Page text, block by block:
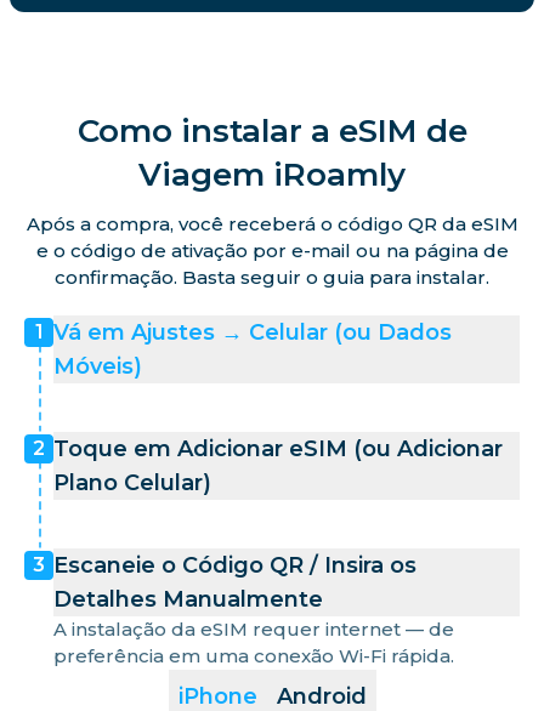
Como instalar a eSIM de
Viagem iRoamly
Após a compra, você receberá o código QR da eSIM
e o código de ativação por e-mail ou na página de
confirmação. Basta seguir o guia para instalar.
iPhone Android
1 Vá em Ajustes → Celular (ou Dados
Móveis)
2 Toque em Adicionar eSIM (ou Adicionar
Plano Celular)
3 Escaneie o Código QR / Insira os
Detalhes Manualmente
A instalação da eSIM requer internet — de
preferência em uma conexão Wi-Fi rápida.